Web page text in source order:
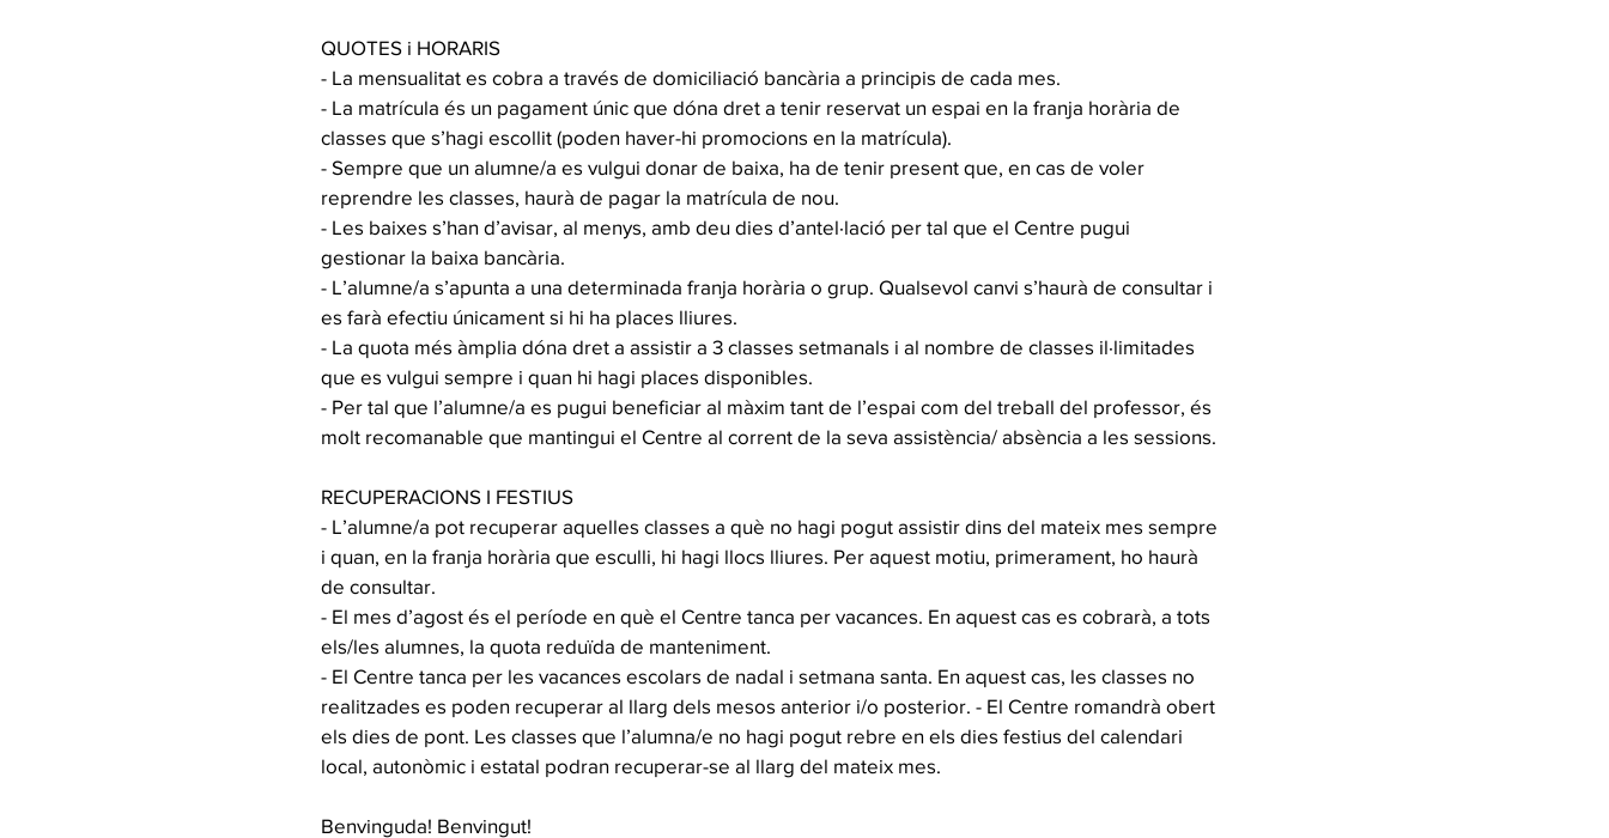
QUOTES i HORARIS
- La mensualitat es cobra a través de domiciliació bancària a principis de cada mes.
- La matrícula és un pagament únic que dóna dret a tenir reservat un espai en la franja horària de
classes que s’hagi escollit (poden haver-hi promocions en la matrícula).
- Sempre que un alumne/a es vulgui donar de baixa, ha de tenir present que, en cas de voler
reprendre les classes, haurà de pagar la matrícula de nou.
- Les baixes s’han d’avisar, al menys, amb deu dies d’antel·lació per tal que el Centre pugui
gestionar la baixa bancària.
- L’alumne/a s’apunta a una determinada franja horària o grup. Qualsevol canvi s’haurà de consultar i
es farà efectiu únicament si hi ha places lliures.
- La quota més àmplia dóna dret a assistir a 3 classes setmanals i al nombre de classes il·limitades
que es vulgui sempre i quan hi hagi places disponibles.
- Per tal que l’alumne/a es pugui beneficiar al màxim tant de l’espai com del treball del professor, és
molt recomanable que mantingui el Centre al corrent de la seva assistència/ absència a les sessions.
RECUPERACIONS I FESTIUS
- L’alumne/a pot recuperar aquelles classes a què no hagi pogut assistir dins del mateix mes sempre
i quan, en la franja horària que esculli, hi hagi llocs lliures. Per aquest motiu, primerament, ho haurà
de consultar.
- El mes d’agost és el període en què el Centre tanca per vacances. En aquest cas es cobrarà, a tots
els/les alumnes, la quota reduïda de manteniment.
- El Centre tanca per les vacances escolars de nadal i setmana santa. En aquest cas, les classes no
realitzades es poden recuperar al llarg dels mesos anterior i/o posterior. - El Centre romandrà obert
els dies de pont. Les classes que l’alumna/e no hagi pogut rebre en els dies festius del calendari
local, autonòmic i estatal podran recuperar-se al llarg del mateix mes.
Benvinguda! Benvingut!